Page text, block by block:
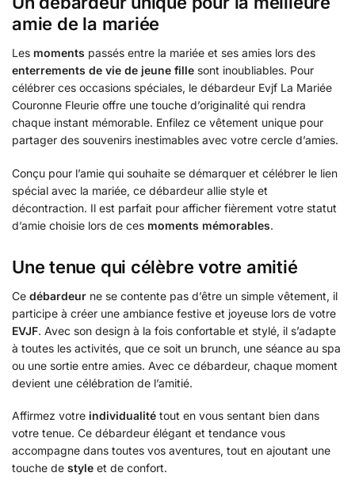
amie de la mariée
Les moments passés entre la mariée et ses amies lors des
enterrements de vie de jeune fille sont inoubliables. Pour
célébrer ces occasions spéciales, le débardeur Evjf La Mariée
Couronne Fleurie offre une touche d’originalité qui rendra
chaque instant mémorable. Enfilez ce vêtement unique pour
partager des souvenirs inestimables avec votre cercle d’amies.
Conçu pour l’amie qui souhaite se démarquer et célébrer le lien
spécial avec la mariée, ce débardeur allie style et
décontraction. Il est parfait pour afficher fièrement votre statut
d’amie choisie lors de ces moments mémorables.
Une tenue qui célèbre votre amitié
Ce débardeur ne se contente pas d’être un simple vêtement, il
participe à créer une ambiance festive et joyeuse lors de votre
EVJF. Avec son design à la fois confortable et stylé, il s’adapte
à toutes les activités, que ce soit un brunch, une séance au spa
ou une sortie entre amies. Avec ce débardeur, chaque moment
devient une célébration de l’amitié.
Affirmez votre individualité tout en vous sentant bien dans
votre tenue. Ce débardeur élégant et tendance vous
accompagne dans toutes vos aventures, tout en ajoutant une
touche de style et de confort.